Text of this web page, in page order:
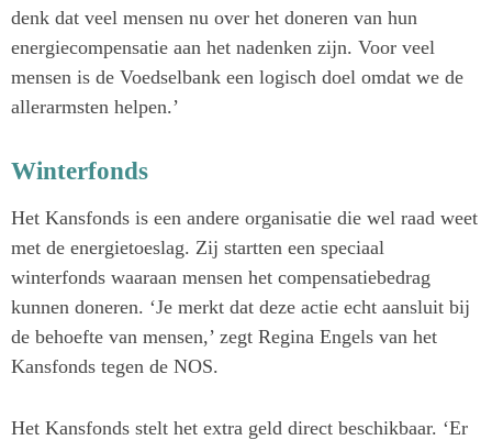
denk dat veel mensen nu over het doneren van hun
energiecompensatie aan het nadenken zijn. Voor veel
mensen is de Voedselbank een logisch doel omdat we de
allerarmsten helpen.’
Winterfonds
Het Kansfonds is een andere organisatie die wel raad weet
met de energietoeslag. Zij startten een speciaal
winterfonds waaraan mensen het compensatiebedrag
kunnen doneren. ‘Je merkt dat deze actie echt aansluit bij
de behoefte van mensen,’ zegt Regina Engels van het
Kansfonds tegen de NOS.
Het Kansfonds stelt het extra geld direct beschikbaar. ‘Er